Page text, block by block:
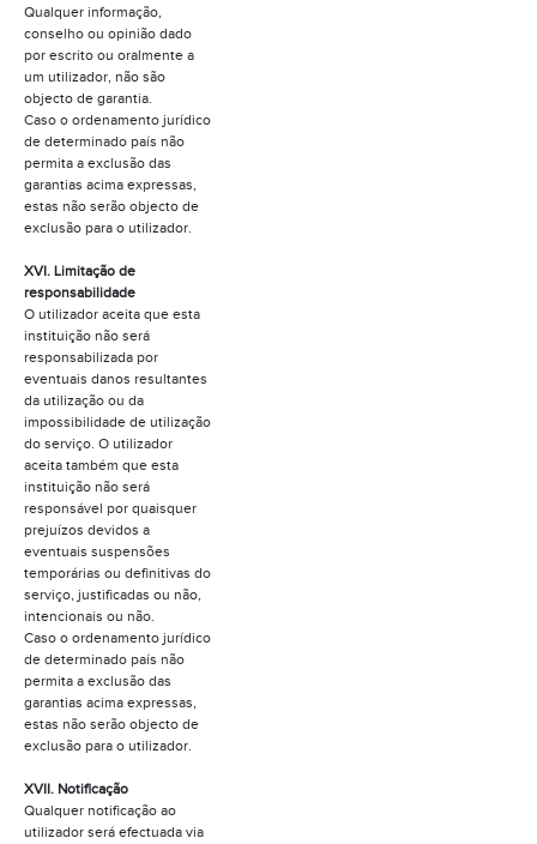
Qualquer informação,
conselho ou opinião dado
por escrito ou oralmente a
um utilizador, não são
objecto de garantia.
Caso o ordenamento jurídico
de determinado país não
permita a exclusão das
garantias acima expressas,
estas não serão objecto de
exclusão para o utilizador.
XVI. Limitação de
responsabilidade
O utilizador aceita que esta
instituição não será
responsabilizada por
eventuais danos resultantes
da utilização ou da
impossibilidade de utilização
do serviço. O utilizador
aceita também que esta
instituição não será
responsável por quaisquer
prejuízos devidos a
eventuais suspensões
temporárias ou definitivas do
serviço, justificadas ou não,
intencionais ou não.
Caso o ordenamento jurídico
de determinado país não
permita a exclusão das
garantias acima expressas,
estas não serão objecto de
exclusão para o utilizador.
XVII. Notificação
Qualquer notificação ao
utilizador será efectuada via